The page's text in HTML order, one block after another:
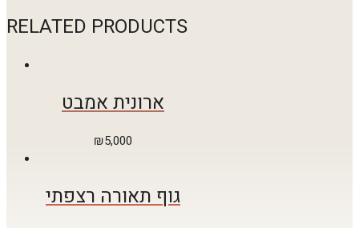
RELATED PRODUCTS
ארונית אמבט
₪5,000
גוף תאורה רצפתי